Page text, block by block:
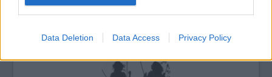
Data Deletion Data Access Privacy Policy